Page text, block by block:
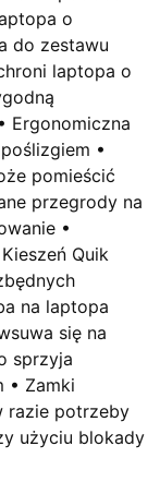
o
do zestawu
laptopa o
Ergonomiczna
•
pomieścić
przegrody na
•
Quik
na laptopa
się na
sprzyja
• Zamki
razie potrzeby
użyciu blokady